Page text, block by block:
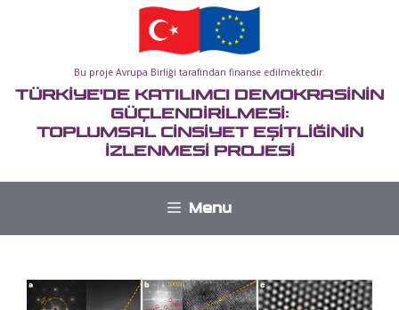
Bu proje Avrupa Birliği tarafından finanse edilmektedir.
TÜRKİYE'DE KATILIMCI DEMOKRASİNİN
GÜÇLENDİRİLMESİ:
TOPLUMSAL CİNSİYET EŞİTLİĞİNİN
İZLENMESİ PROJESİ
Menu